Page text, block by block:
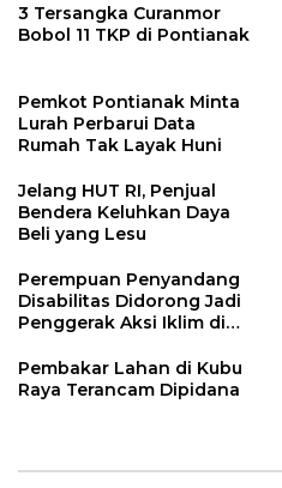
3 Tersangka Curanmor
Bobol 11 TKP di Pontianak
Pemkot Pontianak Minta
Lurah Perbarui Data
Rumah Tak Layak Huni
Jelang HUT RI, Penjual
Bendera Keluhkan Daya
Beli yang Lesu
Perempuan Penyandang
Disabilitas Didorong Jadi
Penggerak Aksi Iklim di
Pembakar Lahan di Kubu
Raya Terancam Dipidana